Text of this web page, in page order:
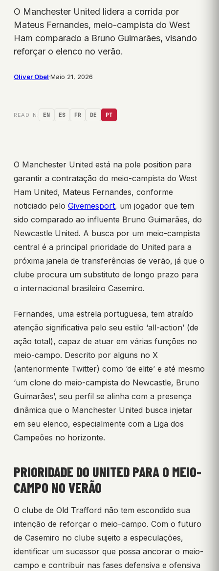
O Manchester United lidera a corrida por
Mateus Fernandes, meio-campista do West
Ham comparado a Bruno Guimarães, visando
reforçar o elenco no verão.
Oliver Obel·Maio 21, 2026
READ IN: EN ES FR DE PT
O Manchester United está na pole position para
garantir a contratação do meio-campista do West
Ham United, Mateus Fernandes, conforme
noticiado pelo Givemesport, um jogador que tem
sido comparado ao influente Bruno Guimarães, do
Newcastle United. A busca por um meio-campista
central é a principal prioridade do United para a
próxima janela de transferências de verão, já que o
clube procura um substituto de longo prazo para
o internacional brasileiro Casemiro.
Fernandes, uma estrela portuguesa, tem atraído
atenção significativa pelo seu estilo ‘all-action’ (de
ação total), capaz de atuar em várias funções no
meio-campo. Descrito por alguns no X
(anteriormente Twitter) como ‘de elite’ e até mesmo
‘um clone do meio-campista do Newcastle, Bruno
Guimarães’, seu perfil se alinha com a presença
dinâmica que o Manchester United busca injetar
em seu elenco, especialmente com a Liga dos
Campeões no horizonte.
PRIORIDADE DO UNITED PARA O MEIO-
CAMPO NO VERÃO
O clube de Old Trafford não tem escondido sua
intenção de reforçar o meio-campo. Com o futuro
de Casemiro no clube sujeito a especulações,
identificar um sucessor que possa ancorar o meio-
campo e contribuir nas fases defensiva e ofensiva